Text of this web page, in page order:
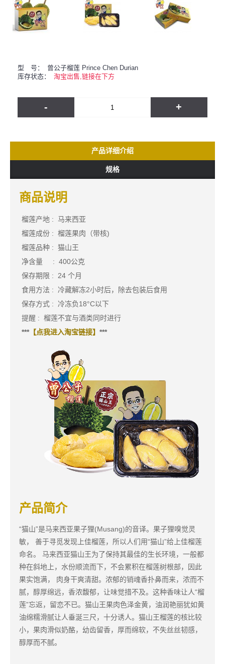
型 号：
曾公子榴莲 Prince Chen Durian
库存状态：
淘宝出售,链接在下方
- +
产品详细介绍
规格
商品说明
榴莲产地 : 马来西亚
榴莲成份 : 榴莲果肉（带核)
榴莲品种 : 猫山王
净含量 : 400公克
保存期限 : 24 个月
食用方法 : 冷藏解冻2小时后，除去包装后食用
保存方式 : 冷冻负18°C以下
提醒 : 榴莲不宜与酒类同时进行
***【点我进入淘宝链接】 ***
产品简介
“猫山”是马来西亚果子狸(Musang)的音译。果子狸嗅觉灵
敏， 善于寻觅发现上佳榴莲，所以人们用“猫山”给上佳榴莲
命名。 马来西亚猫山王为了保持其最佳的生长环境，一般都
种在斜地上，水份顺流而下，不会累积在榴莲树根部，因此
果实饱满， 肉身干爽清甜。浓郁的销魂香扑鼻而来，浓而不
腻，醇厚绵远，香浓馥郁，让味觉措不及。这种香味让人“榴
莲”忘返，留恋不已。猫山王果肉色泽金黄，油润艳丽犹如黄
油绵糯滑腻让人垂涎三尺，十分诱人。猫山王榴莲的核比较
小，果肉滑似奶酪，幼齿留香，厚而绵软，不失丝丝韧感，
醇厚而不腻。